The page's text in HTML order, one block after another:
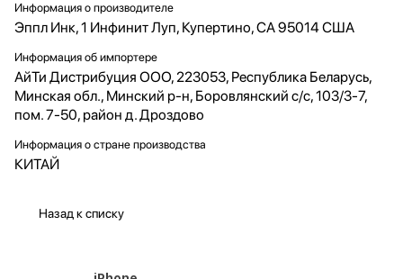
Информация о производителе
Эппл Инк, 1 Инфинит Луп, Купертино, CA 95014 США
Информация об импортере
АйТи Дистрибуция ООО, 223053, Республика Беларусь,
Минская обл., Минский р-н, Боровлянский с/с, 103/3-7,
пом. 7-50, район д. Дроздово
Информация о стране производства
КИТАЙ
Назад к списку